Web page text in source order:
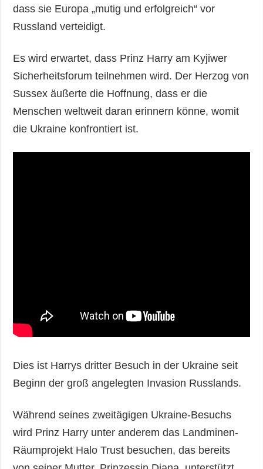
dass sie Europa „mutig und erfolgreich“ vor
Russland verteidigt.
Es wird erwartet, dass Prinz Harry am Kyjiwer
Sicherheitsforum teilnehmen wird. Der Herzog von
Sussex äußerte die Hoffnung, dass er die
Menschen weltweit daran erinnern könne, womit
die Ukraine konfrontiert ist.
Dies ist Harrys dritter Besuch in der Ukraine seit
Beginn der groß angelegten Invasion Russlands.
Während seines zweitägigen Ukraine-Besuchs
wird Prinz Harry unter anderem das Landminen-
Räumprojekt Halo Trust besuchen, das bereits